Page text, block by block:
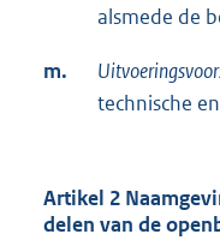
alsmede de
m.
technische
Artikel 2
delen van de